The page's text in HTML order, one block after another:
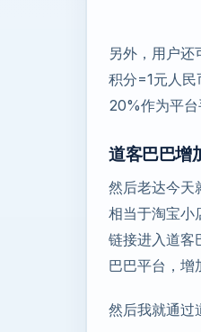
另外，用户还
积分=1元人
20%作为平台
道客巴巴增
然后老达今天
相当于淘宝小
链接进入道客
巴巴平台，增
然后我就通过